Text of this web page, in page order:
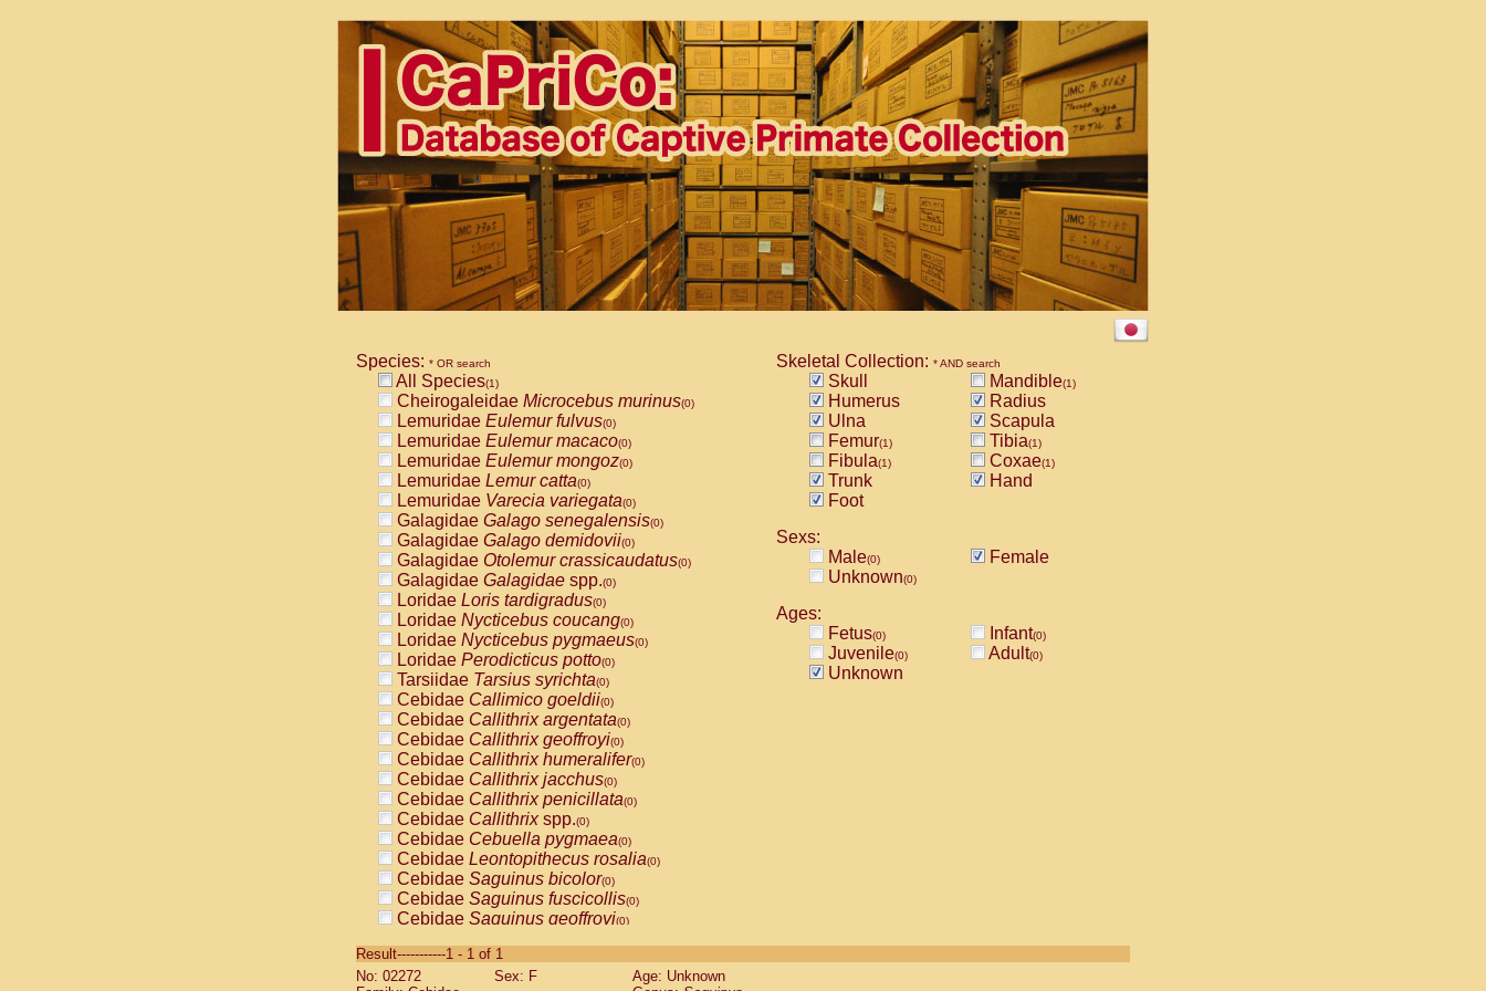
Species: * OR search
All Species(1)
Cheirogaleidae Microcebus murinus(0)
Lemuridae Eulemur fulvus(0)
Lemuridae Eulemur macaco(0)
Lemuridae Eulemur mongoz(0)
Lemuridae Lemur catta(0)
Lemuridae Varecia variegata(0)
Galagidae Galago senegalensis(0)
Galagidae Galago demidovii(0)
Galagidae Otolemur crassicaudatus(0)
Galagidae Galagidae spp.(0)
Loridae Loris tardigradus(0)
Loridae Nycticebus coucang(0)
Loridae Nycticebus pygmaeus(0)
Loridae Perodicticus potto(0)
Tarsiidae Tarsius syrichta(0)
Cebidae Callimico goeldii(0)
Cebidae Callithrix argentata(0)
Cebidae Callithrix geoffroyi(0)
Cebidae Callithrix humeralifer(0)
Cebidae Callithrix jacchus(0)
Cebidae Callithrix penicillata(0)
Cebidae Callithrixspp.(0)
Cebidae Cebuella pygmaea(0)
Cebidae Leontopithecus rosalia(0)
Cebidae Saguinus bicolor(0)
Cebidae Saguinus fuscicollis(0)
Cebidae Saguinus geoffroyi(0)
CebidaeSaguinus labiatus(0)
Cebidae Saguinus leucopus (0)
Skeletal Collection: * AND search
Skull Mandible(1)
Humerus
Radius
Ulna
Scapula
Femur(1) Tibia(1)
Fibula(1) Coxae(1)
Trunk
Hand
Foot
Sexs:
Male(0)
Female
Unknown(0)
Ages:
Fetus(0) Infant(0)
Juvenile(0) Adult(0)
Unknown
Result-----------1 - 1 of 1
No: 02272
Sex: F
Age: Unknown